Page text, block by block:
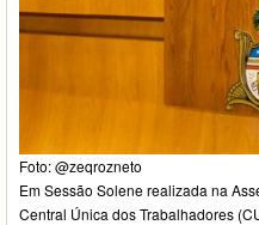
Foto: @zeqrozneto
Em Sessão Solene realizada na
Central Única dos Trabalhadores